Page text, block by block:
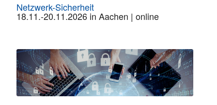
Netzwerk-Sicherheit
18.11.-20.11.2026 in Aachen | online